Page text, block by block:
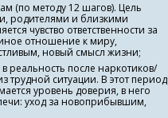
(по методу 12 шагов). Цель
родителями и близкими
чувство ответственности за
отношение к миру,
новый смысл жизни;
реальность после наркотиков/
трудной ситуации. В этот период
уровень доверия, в него
уход за новоприбывшим,